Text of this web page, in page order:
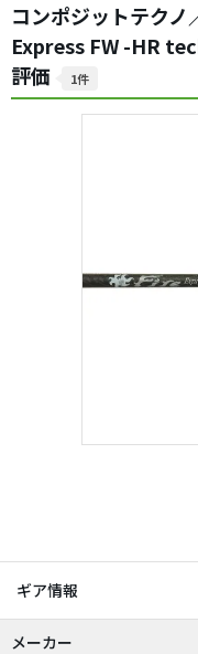
コンポジットテク
Express FW -HR
評価
1件
ギア情報
メーカー